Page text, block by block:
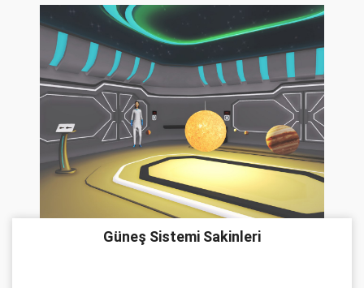
Güneş Sistemi Sakinleri